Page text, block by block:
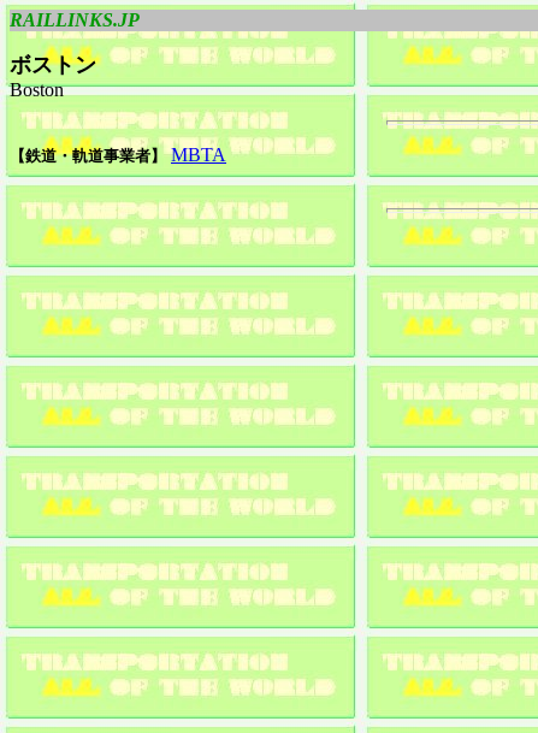
RAILLINKS.JP
ボストン
Boston
【鉄道・軌道事業者】 MBTA